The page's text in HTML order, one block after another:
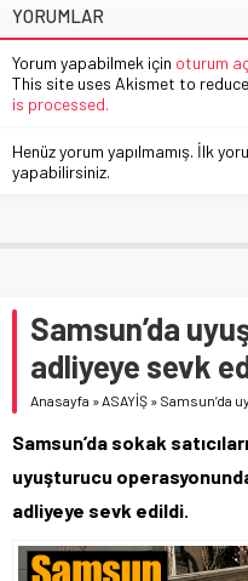
YORUMLAR
Yorum yapabilmek için oturum
This site uses Akismet to
is processed.
Henüz yorum yapılmamış. İlk
yapabilirsiniz.
Samsun’da
adliyeye sevk
Anasayfa » ASAYİŞ » Samsun’da
Samsun’da sokak
uyuşturucu
adliyeye sevk edildi.